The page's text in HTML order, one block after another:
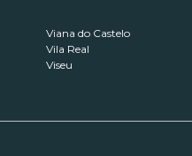
Viana do Castelo
Vila Real
Viseu